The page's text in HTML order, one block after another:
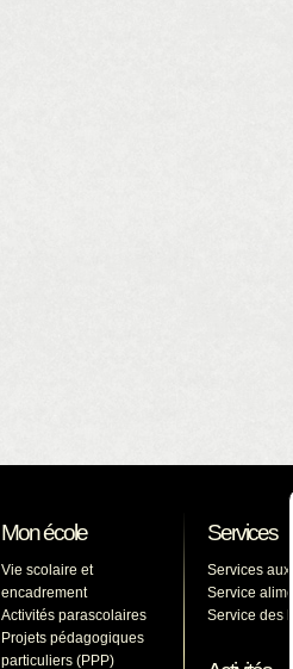
Mon école
Vie scolaire et
encadrement
Activités parascolaires
Projets pédagogiques
particuliers (PPP)
Services
Services
Service
Service des